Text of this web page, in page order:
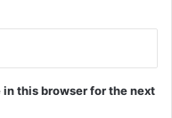
this browser for the next